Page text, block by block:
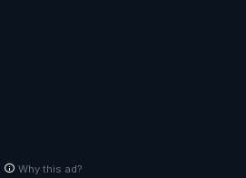
Why this ad?